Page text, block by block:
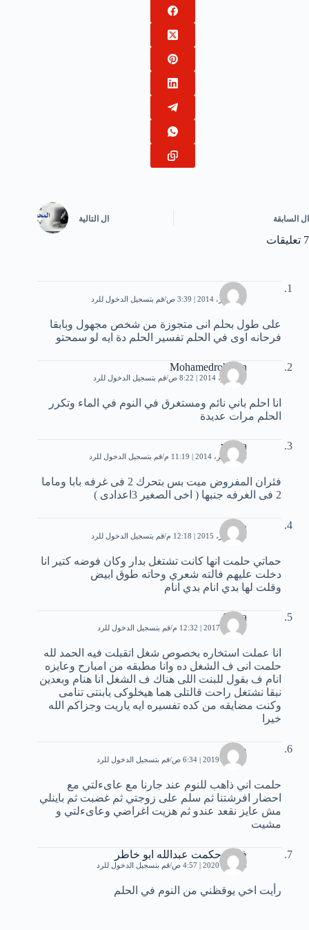
ال السابقة ال التالية
7 تعليقات
ملك
31 أكتوبر، 2014 | 3:39 ص قم بتسجيل الدخول للرد
على طول بحلم انى متجوزة من شخص مجهول وبابقا
فرحانه اوى في الحلم تفسير الحلم دة ايه لو سمحتو
Mohamedrohman
1 نوفمبر، 2014 | 8:22 ص قم بتسجيل الدخول للرد
انا احلم باني نائم ومستغرق في النوم في الماء وتكرر
الحلم مرات عديدة
wafaa
16 نوفمبر، 2014 | 11:19 م قم بتسجيل الدخول للرد
فئران المفروض ميت بس بتحرك 2 فى غرفه بابا وماما
2 فى الغرفه جنبها ( اخى الصغير 3اعدادى )
رنين
10 أكتوبر، 2015 | 12:18 م قم بتسجيل الدخول للرد
حماتي حلمت انها كانت تشتغل بدار وكان فوضه كتير انا
دخلت عليهم فالته شعري وحاته طوق ابيض
وقلت لها بدي انام بدي انام
Sama
7 أبريل، 2017 | 12:32 م قم بتسجيل الدخول للرد
انا عملت استخاره بخصوص شغل اتقبلت فيه الحمد لله
حلمت انى ف الشغل ده وانا مطبقه من امبارح وعايزه
انام ف بقول للبنت اللى هناك ف الشغل انا هنام وبعدين
نبقا نشتغل راحت قالتلى هما هيخلوكى يابنتى تنامى
وكنت مضايقه من كده تفسيره ايه ياريت وجزاكم الله
خيرا
صالح
21 مايو، 2019 | 6:34 ص قم بتسجيل الدخول للرد
حلمت اني ذاهب للنوم عند جارنا مع عاىءلتي مع
احضار افرشتنا ثم سلم على زوجتي ثم غضبت ثم باينلي
مش عايز نقعد عندو ثم هزيت اغراضي وعاىءلتي و
مشيت
فادي حكمت عبدالله ابو خاطر
26 مايو، 2020 | 4:57 ص قم بتسجيل الدخول للرد
رأيت اخي يوقظني من النوم في الحلم